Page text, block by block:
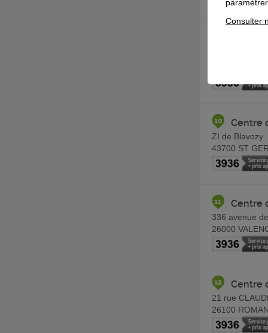
Centre
ZI de Blavozy
43700 ST
Centre
336 avenue
26000
Centre
21 rue
26100
Consulter